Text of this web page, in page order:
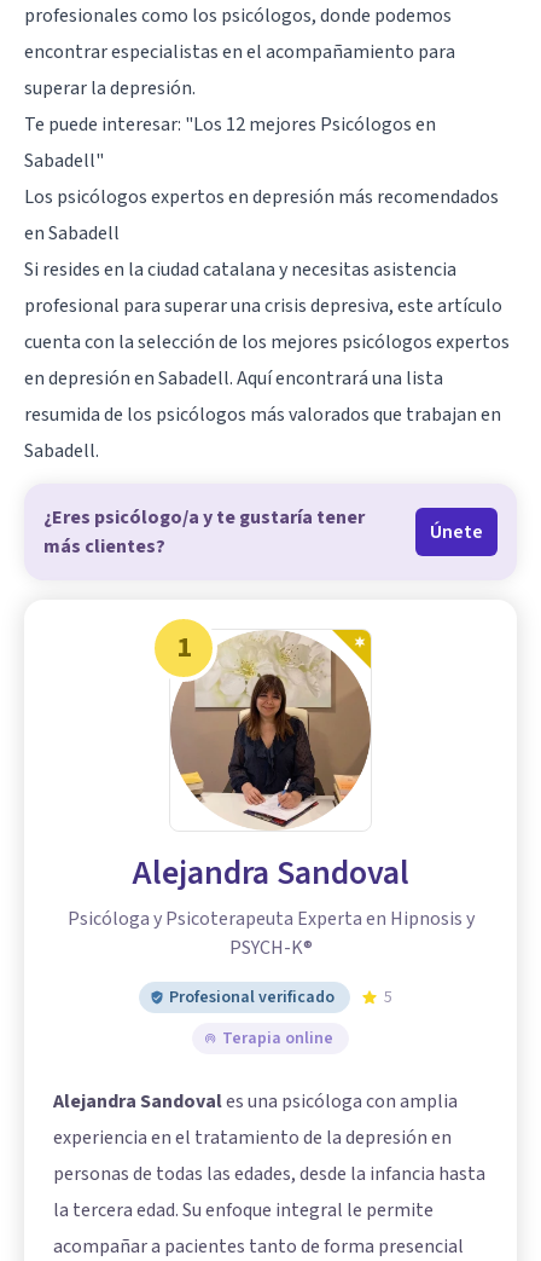
profesionales como los psicólogos, donde podemos
encontrar especialistas en el acompañamiento para
superar la depresión.
Te puede interesar: "Los 12 mejores Psicólogos en
Sabadell"
Los psicólogos expertos en depresión más recomendados
en Sabadell
Si resides en la ciudad catalana y necesitas asistencia
profesional para superar una crisis depresiva, este artículo
cuenta con la selección de los mejores psicólogos expertos
en depresión en Sabadell. Aquí encontrará una lista
resumida de los psicólogos más valorados que trabajan en
Sabadell.
¿Eres psicólogo/a y te gustaría tener
más clientes?
Únete
1
Alejandra Sandoval
Psicóloga y Psicoterapeuta Experta en Hipnosis y
PSYCH-K®
Profesional verificado
5
Terapia online
Alejandra Sandovales una psicóloga con amplia
experiencia en el tratamiento de la depresión en
personas de todas las edades, desde la infancia hasta
la tercera edad. Su enfoque integral le permite
acompañar a pacientes tanto de forma presencial